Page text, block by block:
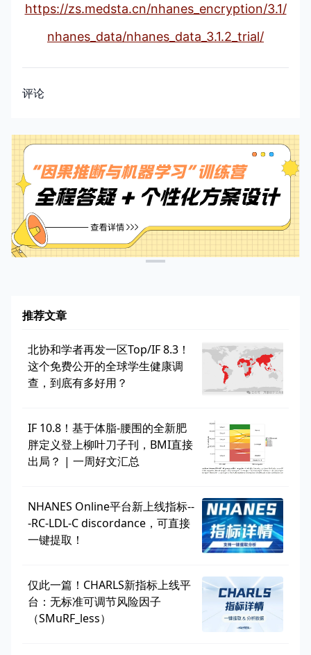
https://zs.medsta.cn/nhanes_encryption/3.1/
nhanes_data/nhanes_data_3.1.2_trial/
评论
推荐文章
北协和学者再发一区Top/IF 8.3！
这个免费公开的全球学生健康调
查，到底有多好用？
IF 10.8！基于体脂-腰围的全新肥
胖定义登上柳叶刀子刊，BMI直接
出局？ | 一周好文汇总
NHANES Online平台新上线指标--
-RC-LDL-C discordance，可直接
一键提取！
仅此一篇！CHARLS新指标上线平
台：无标准可调节风险因子
（SMuRF_less）